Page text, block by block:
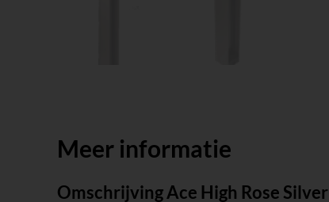
Meer informatie
Omschrijving Ace High Rose Silver